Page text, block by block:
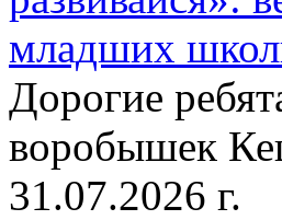
младших
Дорогие
воробышек
31.07.2026 г.